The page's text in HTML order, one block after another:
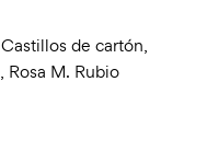
Castillos de cartón,
, Rosa M. Rubio